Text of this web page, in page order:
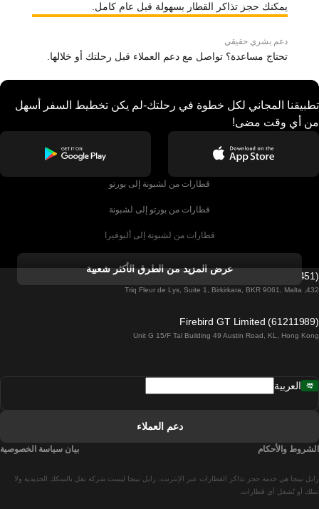
يمكنك حجز تذاكر القطار بسهولة قبل عام كامل.
دعم بشري حقيقي
تحتاج مساعدة؟ تواصل مع دعم العملاء قبل رحلتك أو خلالها.
تطبيقنا المجاني لكل خطوة في رحلتك-لم يكن تخطيط السفر أسهل
من أي وقت مضى!
قطارات من لشبونة إلى بورتو
قطارات من بورتو إلى لشبونة
قطارات من لشبونة إلى ألبوفيرا
قطارات من ألبوفيرا إلى لشبونة
قطارات من لشبونة إلى لاغوس
قطارات من لشبونة إلى مدريد
عرض المزيد من الطرق الأكثر شعبية
Firebird GT Limited (OC 1451)
432, Triq Fleur de Lys, Suite 1, Birkirkara, BKR 9061, Malta
Firebird GT Limited (61211989)
Unit G 15/F Tal Building 49 Austin Road, KL, Hong Kong
رايل نينجا هي خدمة حجز تذاكر القطارات عبر الإنترنت. رايل نينجا ليست شركة نقل بالسكك الحديدية ولا
تملك أو تُشغل أي قطارات.
العربية
دعم العملاء
الشروط والأحكام بيان سياسة الخصوصية